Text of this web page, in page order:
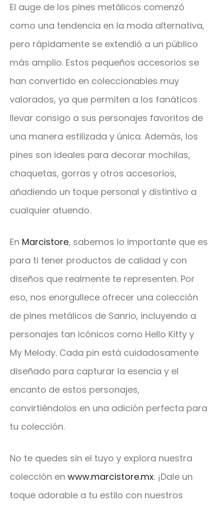
El auge de los pines metálicos comenzó
como una tendencia en la moda alternativa,
pero rápidamente se extendió a un público
más amplio. Estos pequeños accesorios se
han convertido en coleccionables muy
valorados, ya que permiten a los fanáticos
llevar consigo a sus personajes favoritos de
una manera estilizada y única. Además, los
pines son ideales para decorar mochilas,
chaquetas, gorras y otros accesorios,
añadiendo un toque personal y distintivo a
cualquier atuendo.
En Marcistore, sabemos lo importante que es
para ti tener productos de calidad y con
diseños que realmente te representen. Por
eso, nos enorgullece ofrecer una colección
de pines metálicos de Sanrio, incluyendo a
personajes tan icónicos como Hello Kitty y
My Melody. Cada pin está cuidadosamente
diseñado para capturar la esencia y el
encanto de estos personajes,
convirtiéndolos en una adición perfecta para
tu colección.
No te quedes sin el tuyo y explora nuestra
colección en www.marcistore.mx. ¡Dale un
toque adorable a tu estilo con nuestros